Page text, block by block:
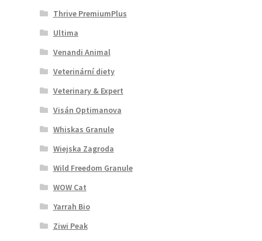
Thrive PremiumPlus
Ultima
Venandi Animal
Veterinární diety
Veterinary & Expert
Visán Optimanova
Whiskas Granule
Wiejska Zagroda
Wild Freedom Granule
WOW Cat
Yarrah Bio
Ziwi Peak